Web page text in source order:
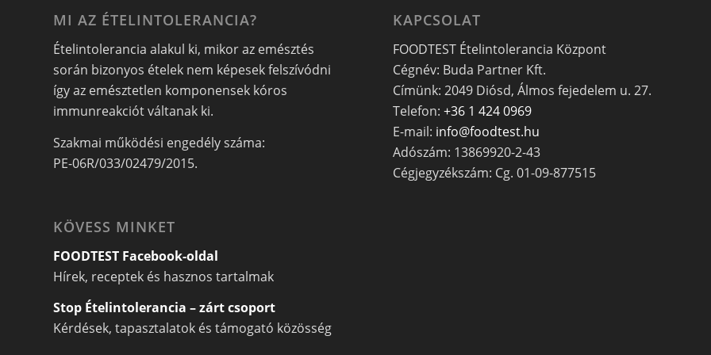
MI AZ ÉTELINTOLERANCIA?
Ételintolerancia alakul ki, mikor az emésztés
során bizonyos ételek nem képesek felszívódni
így az emésztetlen komponensek kóros
immunreakciót váltanak ki.
Szakmai működési engedély száma:
PE-06R/033/02479/2015.
KÖVESS MINKET
FOODTEST Facebook-oldal
Hírek, receptek és hasznos tartalmak
Stop Ételintolerancia – zárt csoport
Kérdések, tapasztalatok és támogató közösség
KAPCSOLAT
FOODTEST Ételintolerancia Központ
Cégnév: Buda Partner Kft.
Címünk: 2049 Diósd, Álmos fejedelem u. 27.
Telefon: +36 1 424 0969
E-mail: info@foodtest.hu
Adószám: 13869920-2-43
Cégjegyzékszám: Cg. 01-09-877515